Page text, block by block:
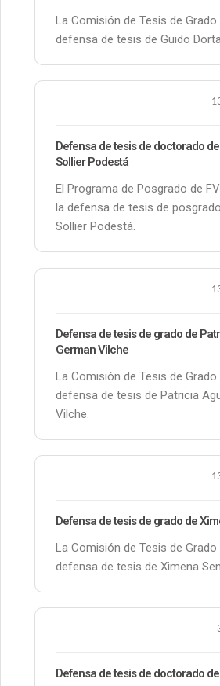
La Comisión de Tesis de
defensa de tesis de Guido
Defensa de tesis de doctorado
Sollier Podestá
El Programa de Posgrado de
la defensa de tesis de
Sollier Podestá.
Defensa de tesis de grado de
German Vilche
La Comisión de Tesis de
defensa de tesis de Patricia
Vilche.
Defensa de tesis de grado de
La Comisión de Tesis de
defensa de tesis de Ximena
Defensa de tesis de doctorado